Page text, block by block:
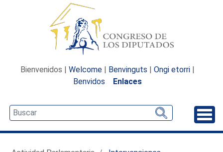
Bienvenidos | Welcome | Benvinguts | Ongi etorri |
Benvidos
Enlaces